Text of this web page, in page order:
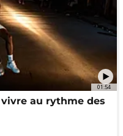
01:54
au rythme des